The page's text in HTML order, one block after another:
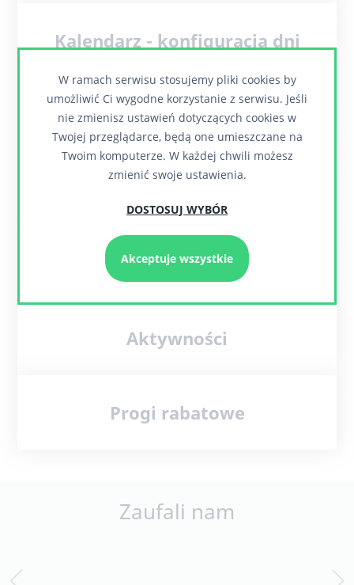
Kalendarz - konfiguracja dni
Stawki VAT
Stanowiska pracy
Słowniki podstawowe
Aktywności
Progi rabatowe
Zaufali nam
W ramach serwisu stosujemy pliki cookies by
umożliwić Ci wygodne korzystanie z serwisu. Jeśli
nie zmienisz ustawień dotyczących cookies w
Twojej przeglądarce, będą one umieszczane na
Twoim komputerze. W każdej chwili możesz
zmienić swoje ustawienia.
DOSTOSUJ WYBÓR
Akceptuje wszystkie